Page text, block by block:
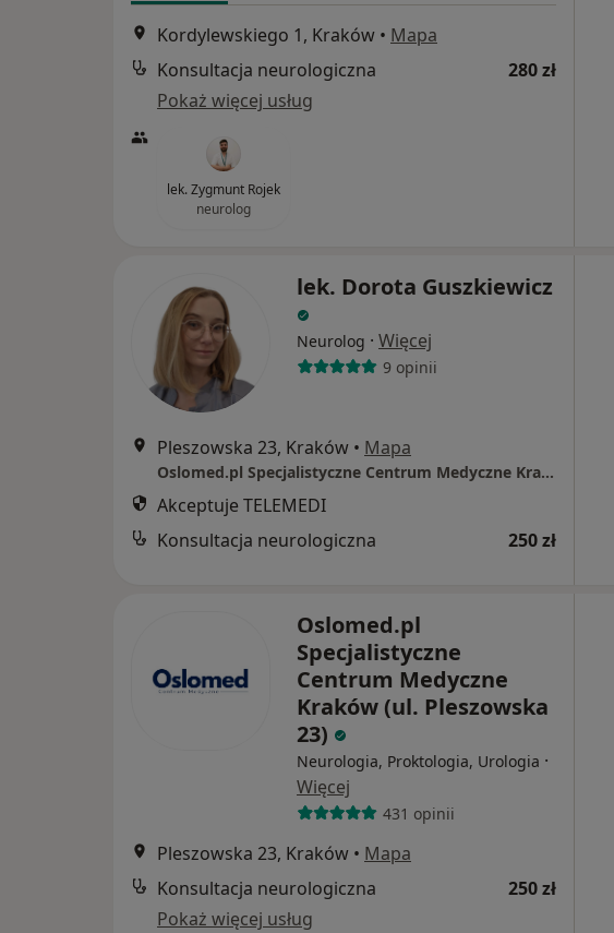
Kordylewskiego 1, Kraków • Mapa
Konsultacja neurologiczna
280 zł
Pokaż więcej usług
lek. Zygmunt Rojek
neurolog
lek. Dorota Guszkiewicz
Neurolog · Więcej
9 opinii
Pleszowska 23, Kraków • Mapa
Oslomed.pl Specjalistyczne Centrum Medyczne Kraków (ul. Pleszowska 23)
Akceptuje TELEMEDI
Konsultacja neurologiczna
250 zł
Oslomed.pl
Specjalistyczne
Centrum Medyczne
Kraków (ul. Pleszowska
23)
Neurologia, Proktologia, Urologia ·
Więcej
431 opinii
Pleszowska 23, Kraków • Mapa
Konsultacja neurologiczna
250 zł
Pokaż więcej usług